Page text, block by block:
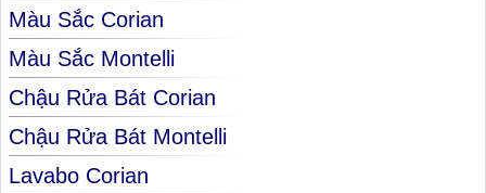
Màu Sắc Corian
Màu Sắc Montelli
Chậu Rửa Bát Corian
Chậu Rửa Bát Montelli
Lavabo Corian